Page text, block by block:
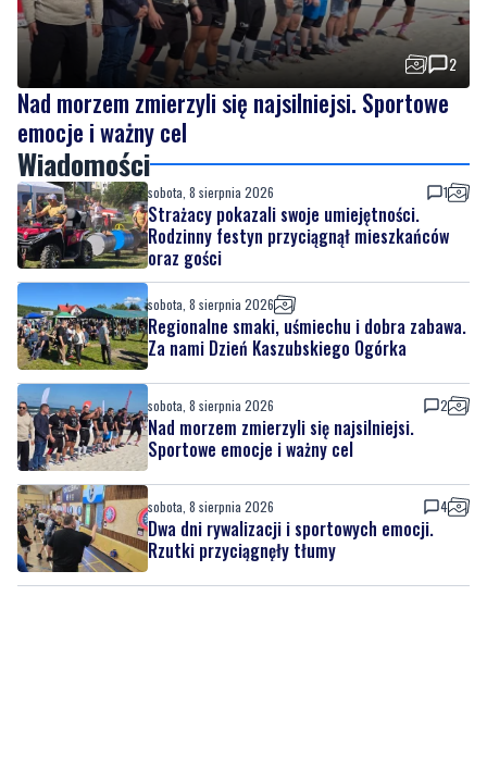
2
Nad morzem zmierzyli się najsilniejsi. Sportowe
emocje i ważny cel
Wiadomości
sobota, 8 sierpnia 2026 1
Strażacy pokazali swoje umiejętności.
Rodzinny festyn przyciągnął mieszkańców
oraz gości
sobota, 8 sierpnia 2026
Regionalne smaki, uśmiechu i dobra zabawa.
Za nami Dzień Kaszubskiego Ogórka
sobota, 8 sierpnia 2026 2
Nad morzem zmierzyli się najsilniejsi.
Sportowe emocje i ważny cel
sobota, 8 sierpnia 2026 4
Dwa dni rywalizacji i sportowych emocji.
Rzutki przyciągnęły tłumy